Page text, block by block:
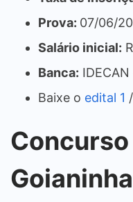
Prova: 07/06/
Salário inicial:
Banca: IDECAN
Baixe o edital 1 /